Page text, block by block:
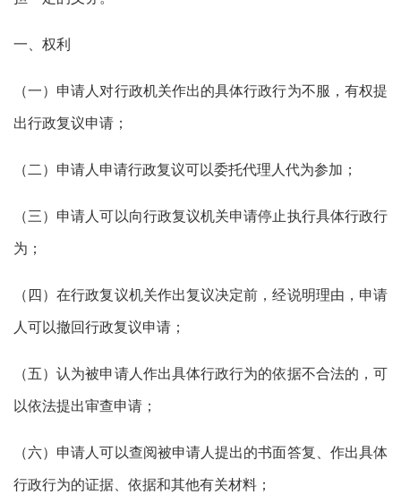
一、权利
（一）申请人对行政机关作出的具体行政行为不服，有权提
出行政复议申请；
（二）申请人申请行政复议可以委托代理人代为参加；
（三）申请人可以向行政复议机关申请停止执行具体行政行
为；
（四）在行政复议机关作出复议决定前，经说明理由，申请
人可以撤回行政复议申请；
（五）认为被申请人作出具体行政行为的依据不合法的，可
以依法提出审查申请；
（六）申请人可以查阅被申请人提出的书面答复、作出具体
行政行为的证据、依据和其他有关材料；